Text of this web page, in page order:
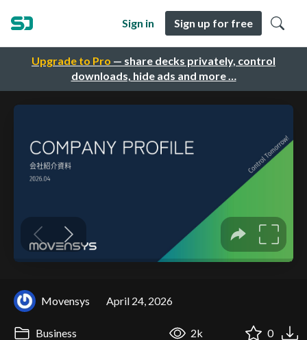
Upgrade to Pro — share decks privately, control
downloads, hide ads and more …
Sign in Sign up for free
Movensys April 24, 2026
Business 2k 0